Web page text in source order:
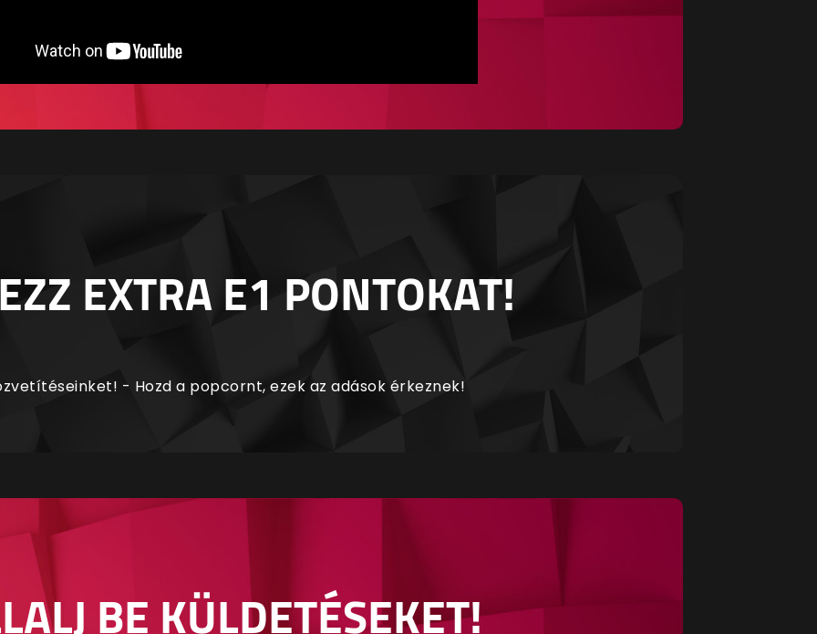
EXTRA E1 PONTOKAT!
- Hozd a popcornt, ezek az adások érkeznek!
BE KÜLDETÉSEKET!